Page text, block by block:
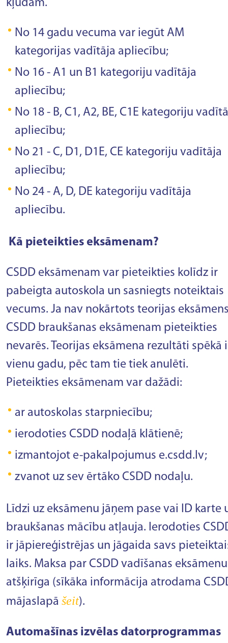
kļūdām.
No 14 gadu vecuma var iegūt AM
kategorijas vadītāja apliecību;
No 16 - A1 un B1 kategoriju vadītāja
apliecību;
No 18 - B, C1, A2, BE, C1E kategoriju
apliecību;
No 21 - C, D1, D1E, CE kategoriju vadītāja
apliecību;
No 24 - A, D, DE kategoriju vadītāja
apliecību.
Kā pieteikties eksāmenam?
CSDD eksāmenam var pieteikties kolīdz ir
pabeigta autoskola un sasniegts noteiktais
vecums. Ja nav nokārtots teorijas
CSDD braukšanas eksāmenam pieteikties
nevarēs. Teorijas eksāmena rezultāti spēkā
vienu gadu, pēc tam tie tiek anulēti.
Pieteikties eksāmenam var dažādi:
ar autoskolas starpniecību;
ierodoties CSDD nodaļā klātienē;
izmantojot e-pakalpojumus e.csdd.lv;
zvanot uz sev ērtāko CSDD nodaļu.
Līdzi uz eksāmenu jāņem pase vai ID karte
braukšanas mācību atļauja. Ierodoties
ir jāpiereģistrējas un jāgaida savs
laiks. Maksa par CSDD vadīšanas
atšķirīga (sīkāka informācija atrodama
mājaslapā šeit).
Automašīnas izvēlas datorprogrammas